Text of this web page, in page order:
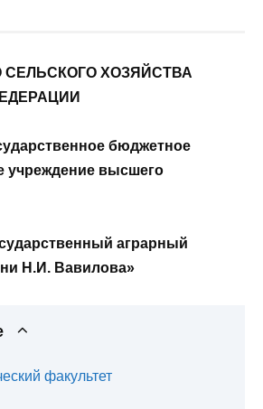
ХОЗЯЙСТВА
бюджетное
учреждение высшего
аграрный
Н.И. Вавилова»
факультет